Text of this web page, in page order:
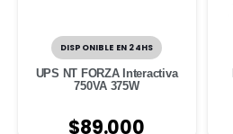
DISPONIBLE EN 24HS
UPS NT FORZA Interactiva
750VA 375W
$89.000